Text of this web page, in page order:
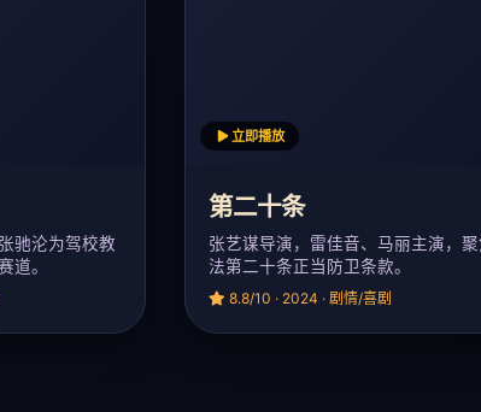
驰沦为驾校教
道。
立即播放
第二十条
张艺谋导演，雷佳音、马丽主演，聚
法第二十条正当防卫条款。
8.8/10 · 2024 · 剧情/喜剧